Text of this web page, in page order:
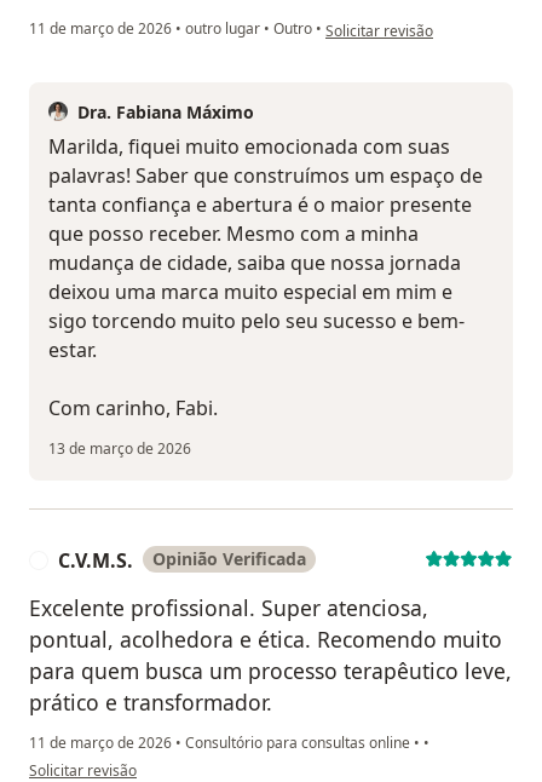
11 de março de 2026 • outro lugar • Outro • na opinião do utilizador Marilda
Solicitar revisão
Dra. Fabiana Máximo
Marilda, fiquei muito emocionada com suas
palavras! Saber que construímos um espaço de
tanta confiança e abertura é o maior presente
que posso receber. Mesmo com a minha
mudança de cidade, saiba que nossa jornada
deixou uma marca muito especial em mim e
sigo torcendo muito pelo seu sucesso e bem-
estar.
Com carinho, Fabi.
13 de março de 2026
C.V.M.S. Opinião Verificada
Excelente profissional. Super atenciosa,
pontual, acolhedora e ética. Recomendo muito
para quem busca um processo terapêutico leve,
prático e transformador.
11 de março de 2026 • Consultório para consultas online • •
na opinião do utilizador C.V.M.S.
Solicitar revisão